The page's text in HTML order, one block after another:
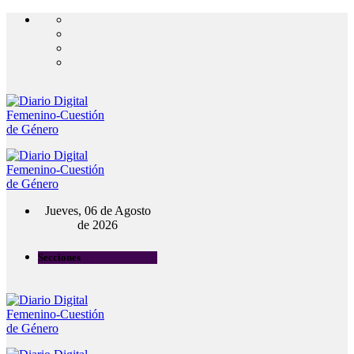
Jueves, 06 de Agosto
de 2026
Secciones